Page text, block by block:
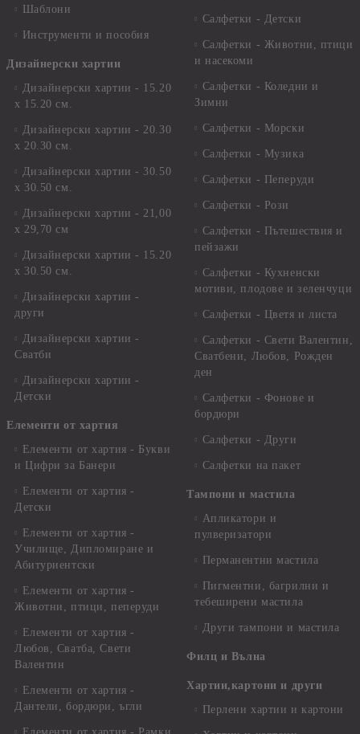
Шаблони
Инструменти и пособия
Дизайнерски хартии
Дизайнерски хартии - 15.20
х 15.20 см.
Дизайнерски хартии - 20.30
х 20.30 см.
Дизайнерски хартии - 30.50
х 30.50 см.
Дизайнерски хартии - 21,00
х 29,70 см
Дизайнерски хартии - 15.20
x 30.50 см.
Дизайнерски хартии -
други
Дизайнерски хартии -
Сватби
Дизайнерски хартии -
Детски
Елементи от хартия
Елементи от хартия - Букви
и Цифри за Банери
Елементи от хартия -
Детски
Елементи от хартия -
Училище, Дипломиране и
Абитуриентски
Елементи от хартия -
Животни, птици, пеперуди
Елементи от хартия -
Любов, Сватба, Свети
Валентин
Елементи от хартия -
Дантели, бордюри, ъгли
Салфетки - Детски
Салфетки - Животни, птици
и насекоми
Салфетки - Коледни и
Зимни
Салфетки - Морски
Салфетки - Музика
Салфетки - Пеперуди
Салфетки - Рози
Салфетки - Пътешествия и
пейзажи
Салфетки - Кухненски
мотиви, плодове и зеленчуци
Салфетки - Цветя и листа
Салфетки - Свети Валентин,
Сватбени, Любов, Рожден
ден
Салфетки - Фонове и
бордюри
Салфетки - Други
Салфетки на пакет
Тампони и мастила
Апликатори и
пулверизатори
Перманентни мастила
Пигментни, багрилни и
тебеширени мастила
Други тампони и мастила
Филц и Вълна
Хартии,картони и други
Перлени хартии и картони